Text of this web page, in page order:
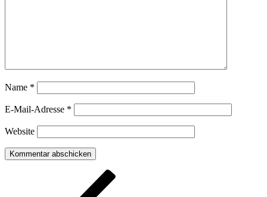
Name *
E-Mail-Adresse *
Website
Beitragsnavigation